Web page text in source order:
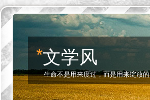
*文学风
生命不是用来度过，而是用来绽放的